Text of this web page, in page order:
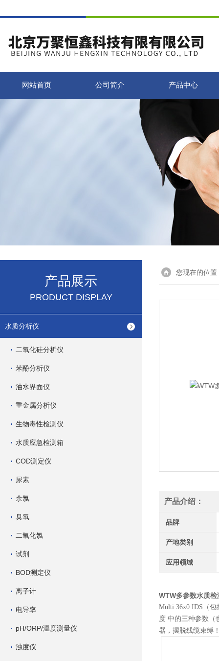
网站首页 公司简介 产品中心
产品展示
PRODUCT DISPLAY
水质分析仪
二氧化硅分析仪
苯酚分析仪
油水界面仪
重金属分析仪
生物毒性检测仪
水质应急检测箱
COD测定仪
尿素
余氯
臭氧
二氧化氯
试剂
BOD测定仪
离子计
电导率
pH/ORP/温度测量仪
浊度仪
您现在的位置
产品介绍：
品牌
产地类别
应用领域
WTW多参数水质
Multi 36x0 IDS（
度 中的三种参数（
器，摆脱线缆束缚